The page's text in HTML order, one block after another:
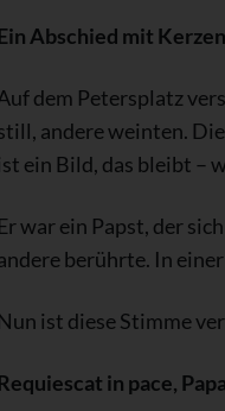
Abschied mit
dem Petersplatz
andere weinten.
ein Bild, das bleibt –
Er war ein Papst, der
berührte. In
Nun ist diese Stimme
in pace,